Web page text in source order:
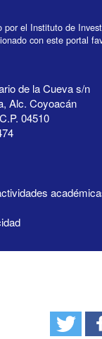
el Instituto de
con este portal
de la Cueva s/n
Alc. Coyoacán
04510